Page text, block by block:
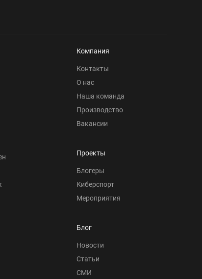
Компания
Контакты
О нас
Наша команда
Производство
Вакансии
Проекты
Блогеры
Киберспорт
Мероприятия
Блог
Новости
Статьи
СМИ